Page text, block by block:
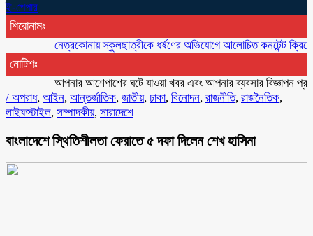
ই-পেপার
শিরোনামঃ
নেত্রকোনায় স্কুলছাত্রীকে ধর্ষণের অভিযোগে আলোচিত কনটেন্ট ক্রিয়েটর
নোটিশঃ
আপনার আশেপাশের ঘটে যাওয়া খবর এবং আপনার ব্যবসার বিজ্ঞাপন প্রচারের
/ অপরাধ, আইন, আন্তর্জাতিক, জাতীয়, ঢাকা, বিনোদন, রাজনীতি, রাজনৈতিক,
লাইফস্টাইল, সম্পাদকীয়, সারাদেশে
বাংলাদেশে স্থিতিশীলতা ফেরাতে ৫ দফা দিলেন শেখ হাসিনা